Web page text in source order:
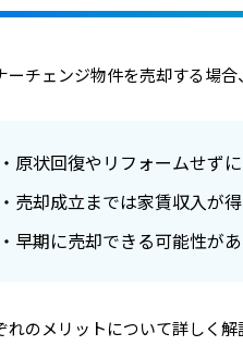
ーチェンジ物件を売却する場
原状回復やリフォームせず
売却成立までは家賃収入が
早期に売却できる可能性が
れのメリットについて詳しく解